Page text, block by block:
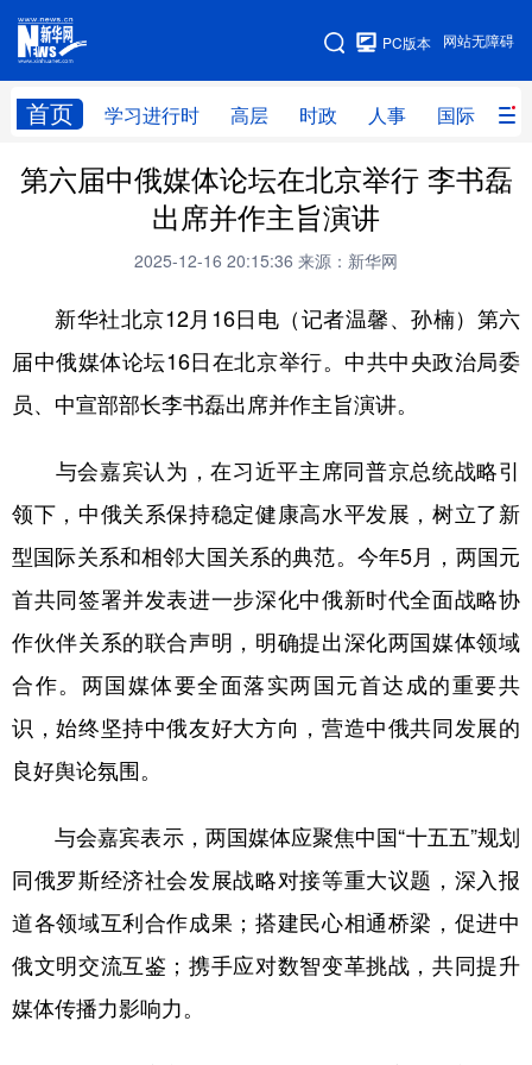
网站无障碍
PC版本
首页 学习进行时 高层 时政 人事 国际 财
网站地图
学习进行时 高层 时政 人事
财经 网评
科技 科创 量子 体育
文化 书画 健康 军事
法律 中央文件 金融 汽车
食品 人居 信息化 数字经济
彩票 娱乐 时尚 悦读
公益 一带一路 亚太网 上市公司
文化产业
地方频道
北京 天津 河北 山西
辽宁 吉林 上海 江苏
浙江 安徽
第六届中俄媒体论坛在北京举行 李书磊
出席并作主旨演讲
2025-12-16 20:15:36 来源：新华网
新华社北京12月16日电（记者温馨、孙楠）第六
届中俄媒体论坛16日在北京举行。中共中央政治局委
员、中宣部部长李书磊出席并作主旨演讲。
与会嘉宾认为，在习近平主席同普京总统战略引
领下，中俄关系保持稳定健康高水平发展，树立了新
型国际关系和相邻大国关系的典范。今年5月，两国元
首共同签署并发表进一步深化中俄新时代全面战略协
作伙伴关系的联合声明，明确提出深化两国媒体领域
合作。两国媒体要全面落实两国元首达成的重要共
识，始终坚持中俄友好大方向，营造中俄共同发展的
良好舆论氛围。
与会嘉宾表示，两国媒体应聚焦中国“十五五”规划
同俄罗斯经济社会发展战略对接等重大议题，深入报
道各领域互利合作成果；搭建民心相通桥梁，促进中
俄文明交流互鉴；携手应对数智变革挑战，共同提升
媒体传播力影响力。